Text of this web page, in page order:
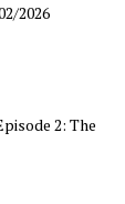
2026
2: The